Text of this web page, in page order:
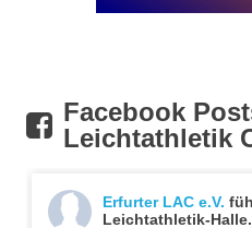
Facebook
Leichtathletik
Erfurter LAC e.V.
Leichtathletik-Halle.